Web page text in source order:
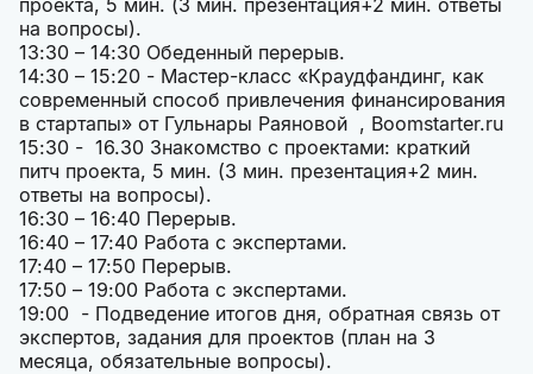
проекта, 5 мин. (3 мин. презентация+2 мин. ответы
на вопросы).
13:30 – 14:30 Обеденный перерыв.
14:30 – 15:20 - Мастер-класс «Краудфандинг, как
современный способ привлечения финансирования
в стартапы» от Гульнары Раяновой , Boomstarter.ru
15:30 - 16.30 Знакомство с проектами: краткий
питч проекта, 5 мин. (3 мин. презентация+2 мин.
ответы на вопросы).
16:30 – 16:40 Перерыв.
16:40 – 17:40 Работа с экспертами.
17:40 – 17:50 Перерыв.
17:50 – 19:00 Работа с экспертами.
19:00 - Подведение итогов дня, обратная связь от
экспертов, задания для проектов (план на 3
месяца, обязательные вопросы).